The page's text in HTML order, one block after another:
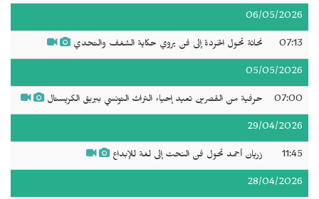
06/05/2026
07:13 نحاتة تحول الخردة إلى فن يروي حكاية الشغف والتحدي
05/05/2026
07:00 حرفية من القصرين تعيد إحياء التراث التونسي ببريق الكريستال
29/04/2026
11:45 زريان أحمد تحول فن النحت إلى لغة للإبداع
28/04/2026